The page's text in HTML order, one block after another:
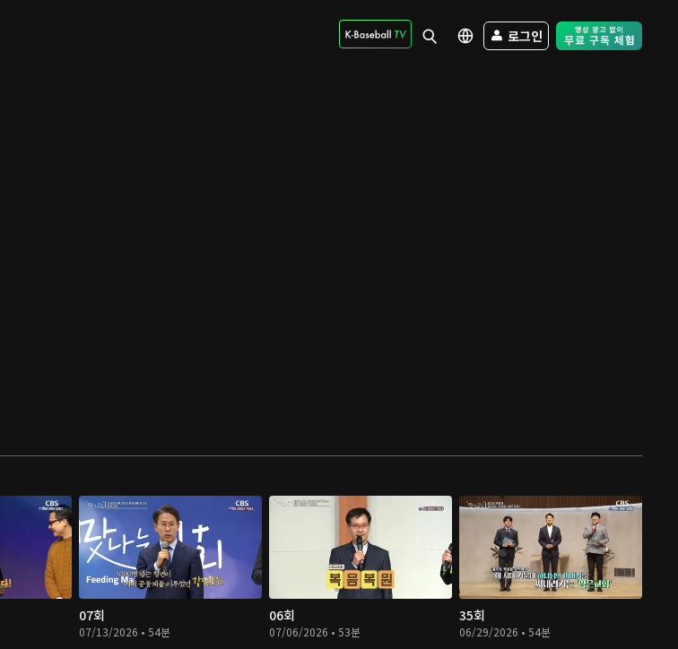
로그인 Free Trial -
07회
07/13/2026 • 54분
06회
07/06/2026 • 53분
35회
06/29/2026 • 54분